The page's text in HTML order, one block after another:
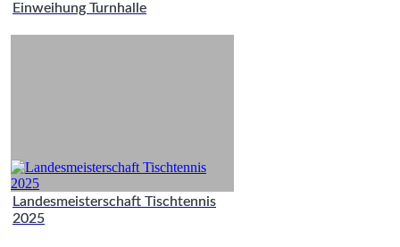
Einweihung Turnhalle
Landesmeisterschaft Tischtennis
2025